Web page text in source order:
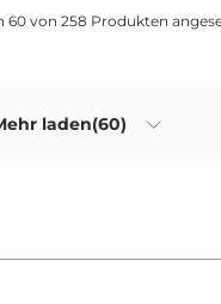
60 von 258 Produkten
laden(60)